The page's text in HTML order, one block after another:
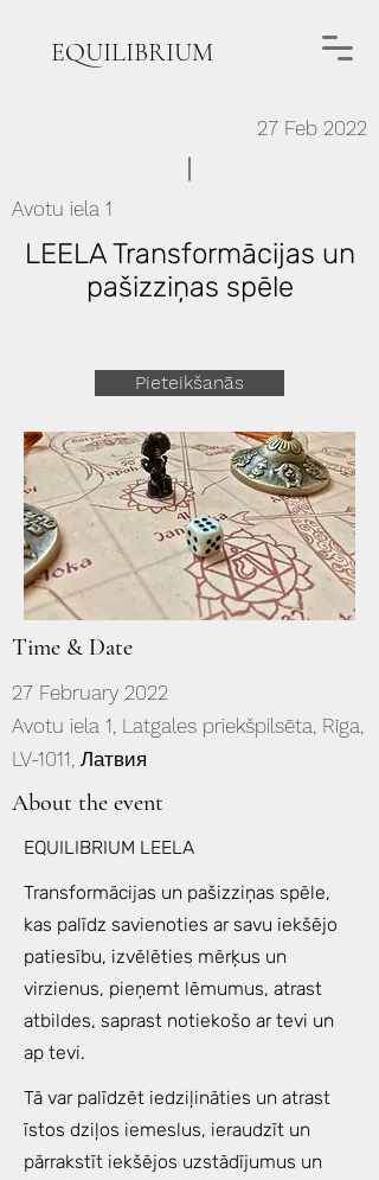
EQUILIBRIUM
27 Feb 2022
Avotu iela 1
LEELA Transformācijas un
pašizziņas spēle
Pieteikšanās
Time & Date
27 February 2022
Avotu iela 1, Latgales priekšpilsēta, Rīga,
LV-1011, Латвия
About the event
EQUILIBRIUM LEELA
Transformācijas un pašizziņas spēle,
kas palīdz savienoties ar savu iekšējo
patiesību, izvēlēties mērķus un
virzienus, pieņemt lēmumus, atrast
atbildes, saprast notiekošo ar tevi un
ap tevi.
Tā var palīdzēt iedziļināties un atrast
īstos dziļos iemeslus, ieraudzīt un
pārrakstīt iekšējos uzstādījumus un